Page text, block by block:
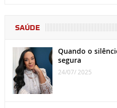
SAÚDE
Quando o
segura
24/07/ 2025